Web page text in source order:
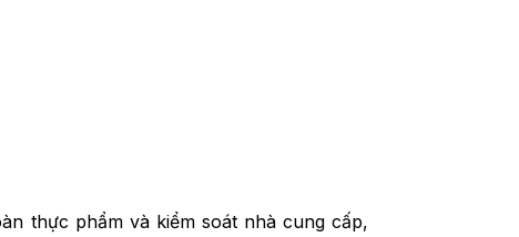
thực phẩm và kiểm soát nhà cung cấp,